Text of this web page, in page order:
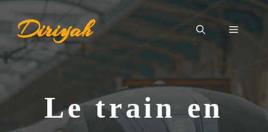
contenuDiriyah Menu
Le train en